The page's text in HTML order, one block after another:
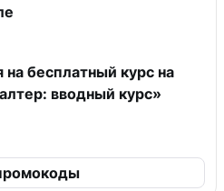
на бесплатный курс на
вводный курс»